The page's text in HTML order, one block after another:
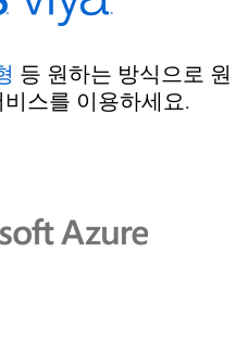
등 원하는 방식으로 원
스를 이용하세요.